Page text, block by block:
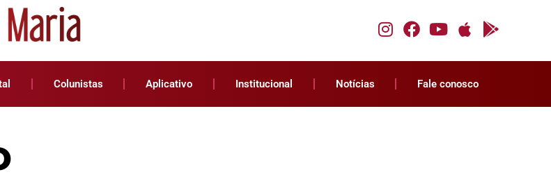
Colunistas Aplicativo Institucional Notícias Fale conosco